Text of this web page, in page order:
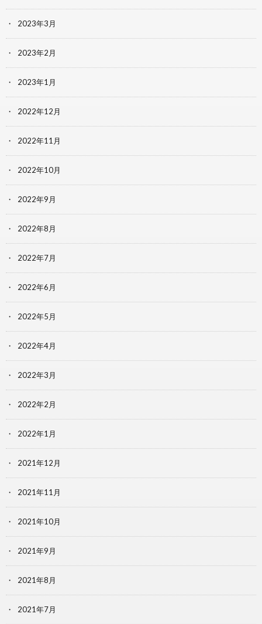
2023年3月
2023年2月
2023年1月
2022年12月
2022年11月
2022年10月
2022年9月
2022年8月
2022年7月
2022年6月
2022年5月
2022年4月
2022年3月
2022年2月
2022年1月
2021年12月
2021年11月
2021年10月
2021年9月
2021年8月
2021年7月